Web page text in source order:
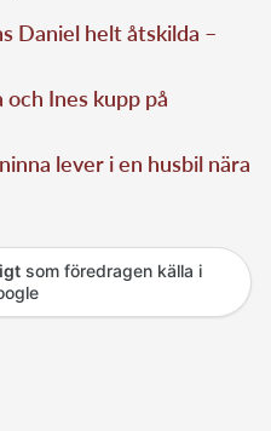
Daniel helt åtskilda –
och Ines kupp på
lever i en husbil nära
som föredragen källa i